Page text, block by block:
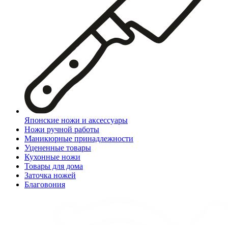
Японские ножи и аксессуары
Ножи ручной работы
Маникюрные принадлежности
Уцененные товары
Кухонные ножи
Товары для дома
Заточка ножей
Благовония